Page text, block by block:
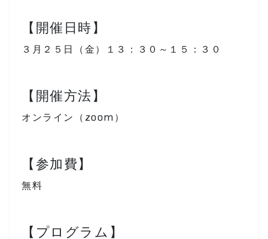
【開催日時】
３月２５日（金）１３：３０～１５：３０
【開催方法】
オンライン（zoom）
【参加費】
無料
【プログラム】